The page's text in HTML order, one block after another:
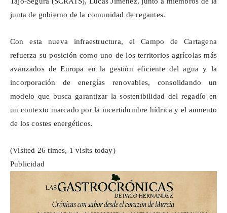
junta de gobierno de la comunidad de regantes.
Con esta nueva infraestructura, el Campo de Cartagena
refuerza su posición como uno de los territorios agrícolas más
avanzados de Europa en la gestión eficiente del agua y la
incorporación de energías renovables, consolidando un
modelo que busca garantizar la sostenibilidad del regadío en
un contexto marcado por la incertidumbre hídrica y el aumento
de los costes energéticos.
(Visited 26 times, 1 visits today)
Publicidad